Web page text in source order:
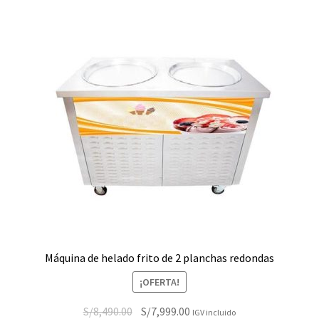
Máquina de helado frito de 2 planchas redondas
¡OFERTA!
S/8,490.00 ElS/7,999.00 El
IGV incluido